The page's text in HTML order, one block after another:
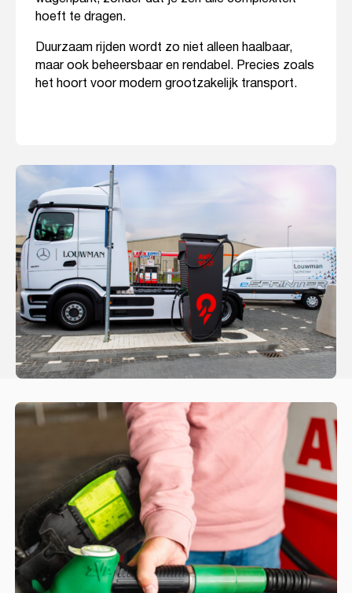
hoeft te dragen.
Duurzaam rijden wordt zo niet alleen haalbaar,
maar ook beheersbaar en rendabel. Precies zoals
het hoort voor modern grootzakelijk transport.